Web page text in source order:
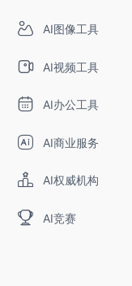
AI图像工具
AI视频工具
AI办公工具
AI商业服务
AI权威机构
AI竞赛